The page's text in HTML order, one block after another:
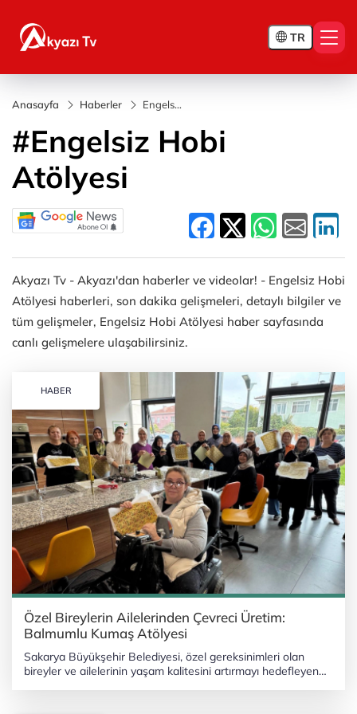
TR
Anasayfa Haberler
Engelsiz
Atölyesi
#Engelsiz Hobi
Atölyesi
Akyazı Tv - Akyazı'dan haberler ve videolar! - Engelsiz Hobi
Atölyesi haberleri, son dakika gelişmeleri, detaylı bilgiler ve
tüm gelişmeler, Engelsiz Hobi Atölyesi haber sayfasında
canlı gelişmelere ulaşabilirsiniz.
HABER
Özel Bireylerin Ailelerinden Çevreci Üretim:
Balmumlu Kumaş Atölyesi
Sakarya Büyükşehir Belediyesi, özel gereksinimleri olan
bireyler ve ailelerinin yaşam kalitesini artırmayı hedefleyen